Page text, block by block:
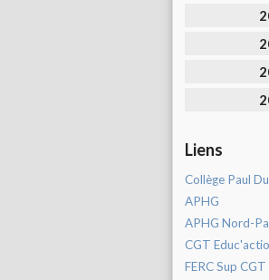
Liens
Collège Paul
APHG
APHG Nord-
CGT
FERC Sup